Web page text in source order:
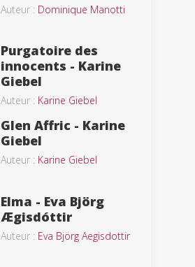
Auteur : Dominique Manotti
Purgatoire des
innocents - Karine
Giebel
Auteur : Karine Giebel
Glen Affric - Karine
Giebel
Auteur : Karine Giebel
Elma - Eva Björg
Ægisdóttir
Auteur : Eva Björg Aegisdottir